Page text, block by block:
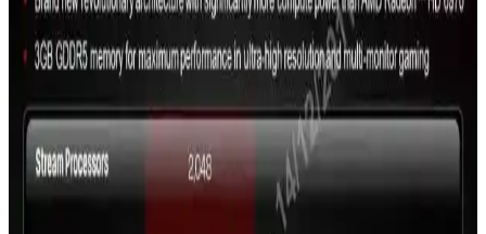
AMD, üretim verimliliği ve pazar talepleri doğrultusunda RX 9070
XT modeline öncelik vererek RX 9070 üretimini azaltıyor. Bu
strateji, yüksek performans ve karlılık hedeflerine dayanıyor.
Intel ve AMD'nin CES 2024'te Tüketici Elektroniği
ve Yapay Zeka Stratejileri Karşılaştırması
CES 2024'te Intel, mobil işlemciler ve entegre grafik çözümleriyle
tüketici pazarına yönelirken, AMD yapay zeka ve veri merkezi
teknolojilerine odaklanarak kurumsal pazarda konumunu